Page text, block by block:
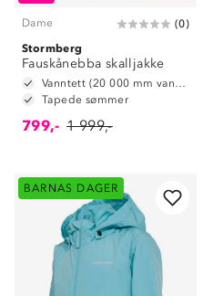
Dame (0)
Stormberg
Fauskånebba skalljakke
Vanntett (20 000 mm vannsøyle)
Tapede sømmer
799,- 1 999,-
BARNAS DAGER